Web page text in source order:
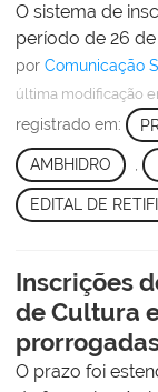
O sistema de
período de 26
por Comunicação
última modificação
registrado em:
AMBHIDRO ,
EDITAL DE
Inscrições
de Cultura
O prazo foi